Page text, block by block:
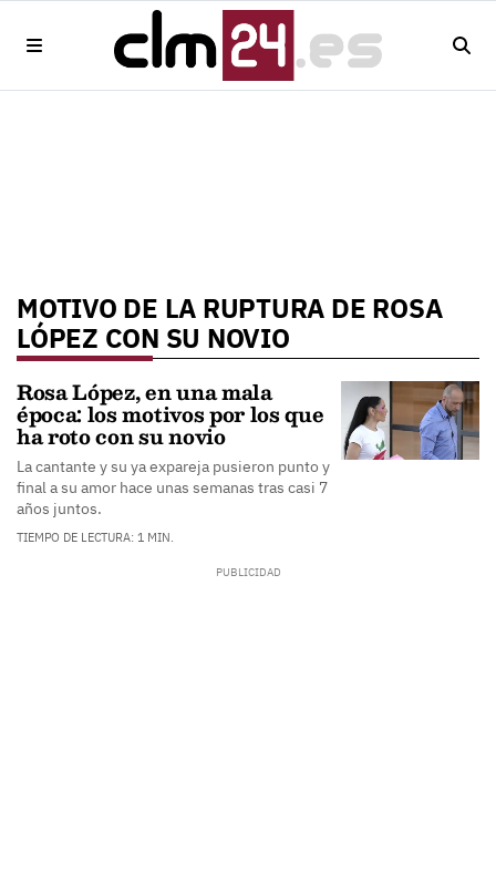
MOTIVO DE LA RUPTURA DE ROSA
LÓPEZ CON SU NOVIO
Rosa López, en una mala
época: los motivos por los que
ha roto con su novio
La cantante y su ya expareja pusieron punto y
final a su amor hace unas semanas tras casi 7
años juntos.
TIEMPO DE LECTURA: 1 MIN.